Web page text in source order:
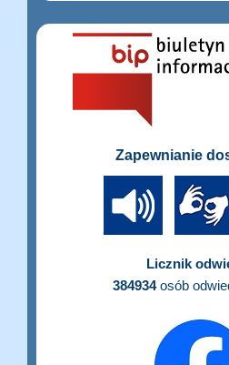
Zapewnianie
Licznik
384934osób